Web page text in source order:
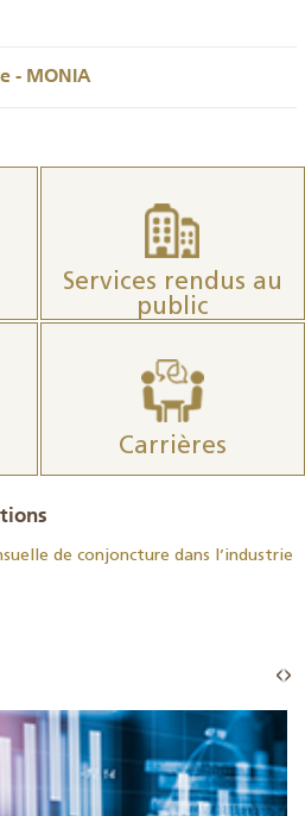
- MONIA
Services rendus au
public
Carrières
de conjoncture dans l’industrie